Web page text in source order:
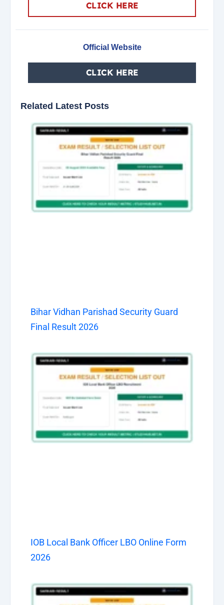
CLICK HERE
Official Website
CLICK HERE
Related Latest Posts
Bihar Vidhan Parishad Security Guard
Final Result 2026
IOB Local Bank Officer LBO Online Form
2026